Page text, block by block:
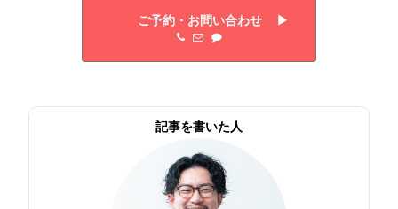
ご予約・お問い合わせ ▶︎
記事を書いた人